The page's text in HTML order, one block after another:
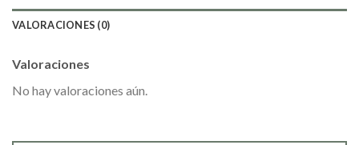
VALORACIONES (0)
Valoraciones
No hay valoraciones aún.